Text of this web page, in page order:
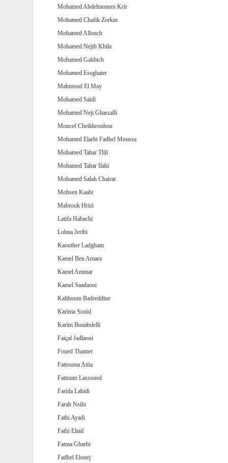
Mohamed Abdelmonem Krir
Mohamed Chafik Zorkin
Mohamed Allouch
Mohamed Nejib Khila
Mohamed Gahbich
Mohamed Essghaier
Mahmoud El May
Mohamed Saidi
Mohamed Neji Gharsalli
Moncef Cheikhrouhou
Mohamed Elarbi Fadhel Moussa
Mohamed Tahar Tlili
Mohamed Tahar Ilahi
Mohamed Salah Chairat
Mohsen Kaabi
Mabrouk Hrizi
Latifa Habachi
Lobna Jeribi
Kaouther Ladgham
Kamel Ben Amara
Kamel Ammar
Kamel Saadaoui
Kalthoum Badreddine
Karima Souid
Karim Bouabdelli
Faiçal Jadlaoui
Foued Thamer
Fattouma Attia
Fattoum Lassoued
Farida Labidi
Farah Nsibi
Fathi Ayadi
Fathi Eltaif
Fatma Gharbi
Fadhel Elouej